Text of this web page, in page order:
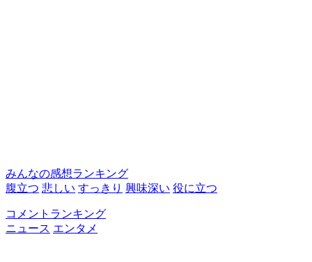
みんなの感想ランキング
腹立つ 悲しい すっきり 興味深い 役に立つ
コメントランキング
ニュース エンタメ